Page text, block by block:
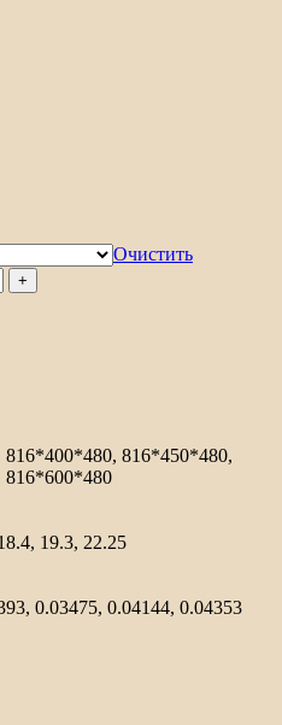
Очистить
816*450*480,
816*600*480
19.3, 22.25
0.03475, 0.04144, 0.04353